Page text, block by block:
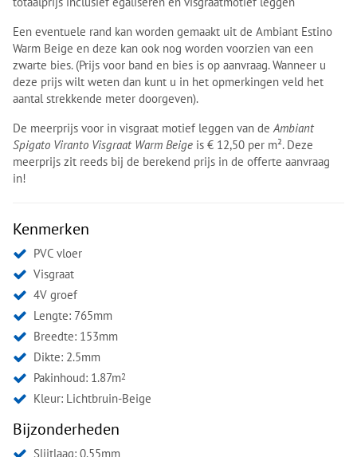
Een eventuele rand kan worden gemaakt uit de Ambiant Estino
Warm Beige en deze kan ook nog worden voorzien van een
zwarte bies. (Prijs voor band en bies is op aanvraag. Wanneer u
deze prijs wilt weten dan kunt u in het opmerkingen veld het
aantal strekkende meter doorgeven).
De meerprijs voor in visgraat motief leggen van de Ambiant
Spigato Viranto Visgraat Warm Beige is € 12,50 per m². Deze
meerprijs zit reeds bij de berekend prijs in de offerte aanvraag
in!
Kenmerken
PVC vloer
Visgraat
4V groef
Lengte: 765mm
Breedte: 153mm
Dikte: 2.5mm
Pakinhoud: 1.87m2
Kleur: Lichtbruin-Beige
Bijzonderheden
Slijtlaag: 0.55mm